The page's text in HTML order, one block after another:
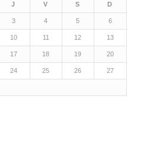
J V S D
3 4 5 6
10 11 12 13
17 18 19 20
24 25 26 27